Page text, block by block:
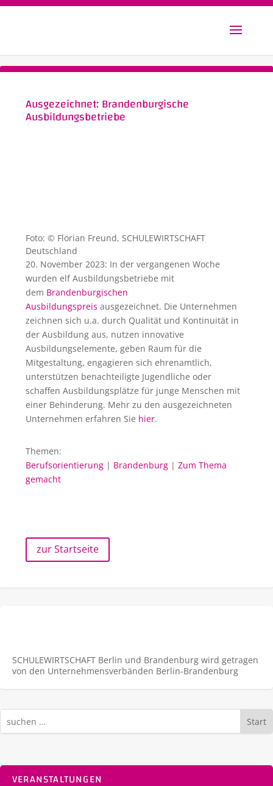
Ausgezeichnet: Brandenburgische
Ausbildungsbetriebe
Foto: © Florian Freund, SCHULEWIRTSCHAFT
Deutschland
20. November 2023: In der vergangenen Woche
wurden elf Ausbildungsbetriebe mit
dem Brandenburgischen
Ausbildungspreis ausgezeichnet. Die Unternehmen
zeichnen sich u.a. durch Qualität und Kontinuität in
der Ausbildung aus, nutzen innovative
Ausbildungselemente, geben Raum für die
Mitgestaltung, engagieren sich ehrenamtlich,
unterstützen benachteiligte Jugendliche oder
schaffen Ausbildungsplätze für junge Menschen mit
einer Behinderung. Mehr zu den ausgezeichneten
Unternehmen erfahren Sie hier.
Themen:
Berufsorientierung | Brandenburg | Zum Thema
gemacht
zur Startseite
SCHULEWIRTSCHAFT Berlin und Brandenburg wird getragen
von den Unternehmens­verbänden Berlin-Brandenburg
Start
VERANSTALTUNGEN